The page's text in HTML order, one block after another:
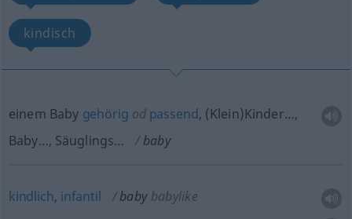
kindisch
einem Baby gehörig odpassend, (Klein)Kinder…,
Baby…, Säuglings…
baby
kindlich, infantil baby babylike